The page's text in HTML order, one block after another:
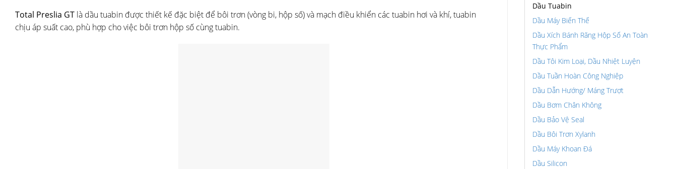
Dầu Tuabin
Dầu Máy Biến Thế
Dầu Xích Bánh Răng Hộp Số An Toàn
Thực Phẩm
Dầu Tôi Kim Loại, Dầu Nhiệt Luyện
Dầu Tuần Hoàn Công Nghiệp
Dầu Dẫn Hướng/ Máng Trượt
Dầu Bơm Chân Không
Dầu Bảo Vệ Seal
Dầu Bôi Trơn Xylanh
Dầu Máy Khoan Đá
Dầu Silicon
Total Preslia GT là dầu tuabin được thiết kế đặc biệt để bôi trơn (vòng bi, hộp số) và mạch điều khiển các tuabin hơi và khí, tuabin
chịu áp suất cao, phù hợp cho việc bôi trơn hộp số cùng tuabin.